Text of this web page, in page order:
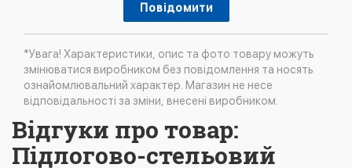
Повідомити
*Увага! Характеристики, опис та фото товару можуть
змінюватися виробником без повідомлення та носять
ознайомлювальний характер. Магазин не несе
відповідальності за зміни, внесені виробником.
Відгуки про товар:
Підлогово-стельовий